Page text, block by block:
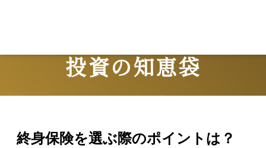
投資の知恵袋
終身保険を選ぶ際のポイントは？